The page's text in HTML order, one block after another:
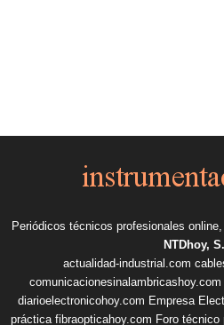
Periódicos técnicos profesionales
NTDhoy,
actualidad-industrial.com
comunicacionesinalambricashoy.com
diarioelectronicohoy.com Empresa
práctica fibraopticahoy.com Foro técnico